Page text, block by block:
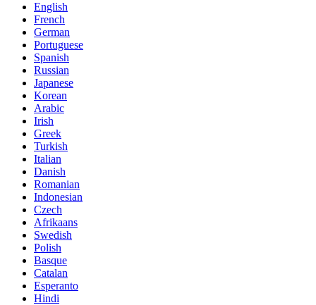
English
French
German
Portuguese
Spanish
Russian
Japanese
Korean
Arabic
Irish
Greek
Turkish
Italian
Danish
Romanian
Indonesian
Czech
Afrikaans
Swedish
Polish
Basque
Catalan
Esperanto
Hindi